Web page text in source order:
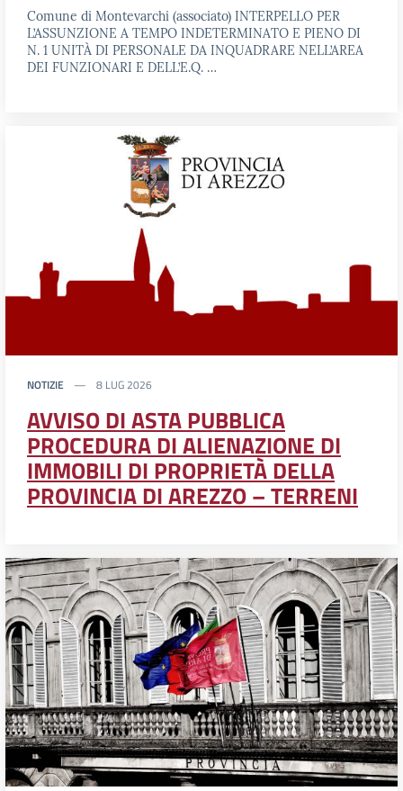
Comune di Montevarchi (associato) INTERPELLO PER
L’ASSUNZIONE A TEMPO INDETERMINATO E PIENO DI
N. 1 UNITÀ DI PERSONALE DA INQUADRARE NELL’AREA
DEI FUNZIONARI E DELL’E.Q. …
NOTIZIE 8 LUG 2026
AVVISO DI ASTA PUBBLICA
PROCEDURA DI ALIENAZIONE DI
IMMOBILI DI PROPRIETÀ DELLA
PROVINCIA DI AREZZO – TERRENI